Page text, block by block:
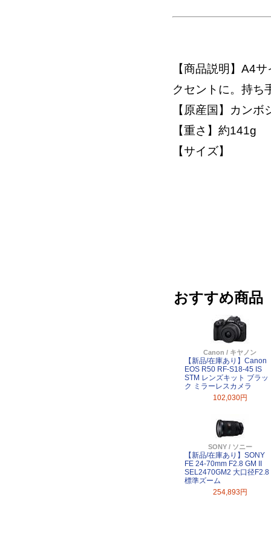
【商品説明】A4
クセントに。持ち
【原産国】カンボ
【重さ】約141g
【サイズ】
おすすめ商品
Canon / キヤノン
【新品/在庫あり】Canon
EOS R50 RF-S18-45 IS
STM レンズキット ブラッ
ク ミラーレスカメラ
102,030円
SONY / ソニー
【新品/在庫あり】SONY
FE 24-70mm F2.8 GM II
SEL2470GM2 大口径F2.8
標準ズーム
254,893円